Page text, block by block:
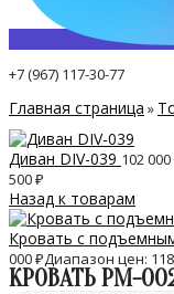
+7 (967) 117-30-77
Главная страница »
Диван DIV-039 102 000
500 ₽
Назад к товарам
Кровать с
000₽Диапазон цен: 118
КРОВАТЬ PM-